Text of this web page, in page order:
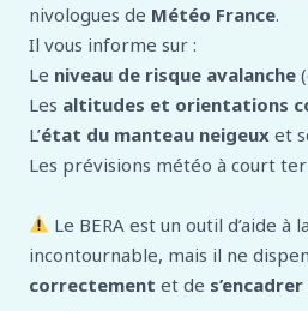
nivologues de Météo France.
Il vous informe sur :
Le niveau de risque avalanche
Les altitudes et orientations
L’état du manteau neigeux et
Les prévisions météo à court
Le BERA est un outil d’aide à
incontournable, mais il ne
correctement et de s’encadrer